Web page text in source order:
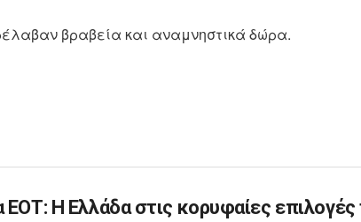
βραβεία και αναμνηστικά δώρα.
ΕΟΤ: Η Ελλάδα στις κορυφαίες